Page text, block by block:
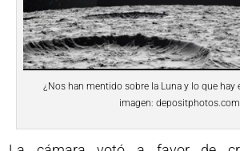
¿Nos han mentido sobre la Luna y lo que hay
imagen: depositphotos.com